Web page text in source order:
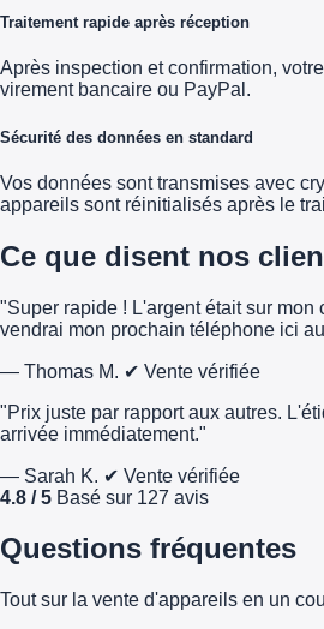
Traitement rapide après réception
Après inspection et confirmation,
virement bancaire ou PayPal.
Sécurité des données en standard
Vos données sont transmises avec
appareils sont réinitialisés après le
Ce que disent nos
"Super rapide ! L'argent était sur mon
vendrai mon prochain téléphone ici
— Thomas M. ✔ Vente vérifiée
"Prix juste par rapport aux autres.
arrivée immédiatement."
— Sarah K. ✔ Vente vérifiée
4.8 / 5 Basé sur 127 avis
Questions fréquentes
Tout sur la vente d'appareils en un